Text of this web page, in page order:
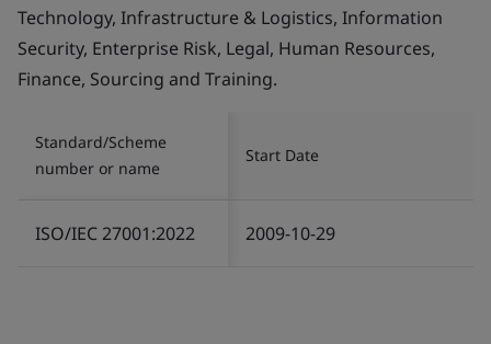
Technology, Infrastructure & Logistics, Information
Security, Enterprise Risk, Legal, Human Resources,
Finance, Sourcing and Training.
Standard/Scheme
number or name
Start Date
ISO/IEC 27001:2022 2009-10-29